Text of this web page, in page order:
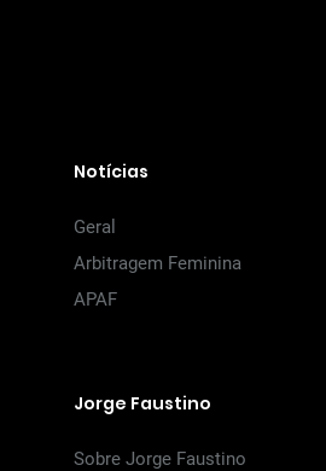
Notícias
Geral
Arbitragem Feminina
APAF
Jorge Faustino
Sobre Jorge Faustino